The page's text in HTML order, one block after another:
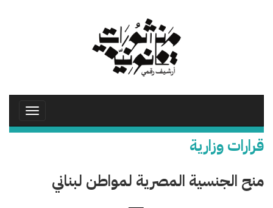
Toggle
قرارات وزارية
منح الجنسية المصرية لمواطن لبناني